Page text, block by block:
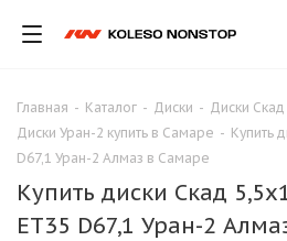
Главная - Каталог - Диски - Диски
Диски Уран-2 купить в Самаре - Купить
D67,1 Уран-2 Алмаз в Самаре
Купить диски Скад
ET35 D67,1 Уран-2